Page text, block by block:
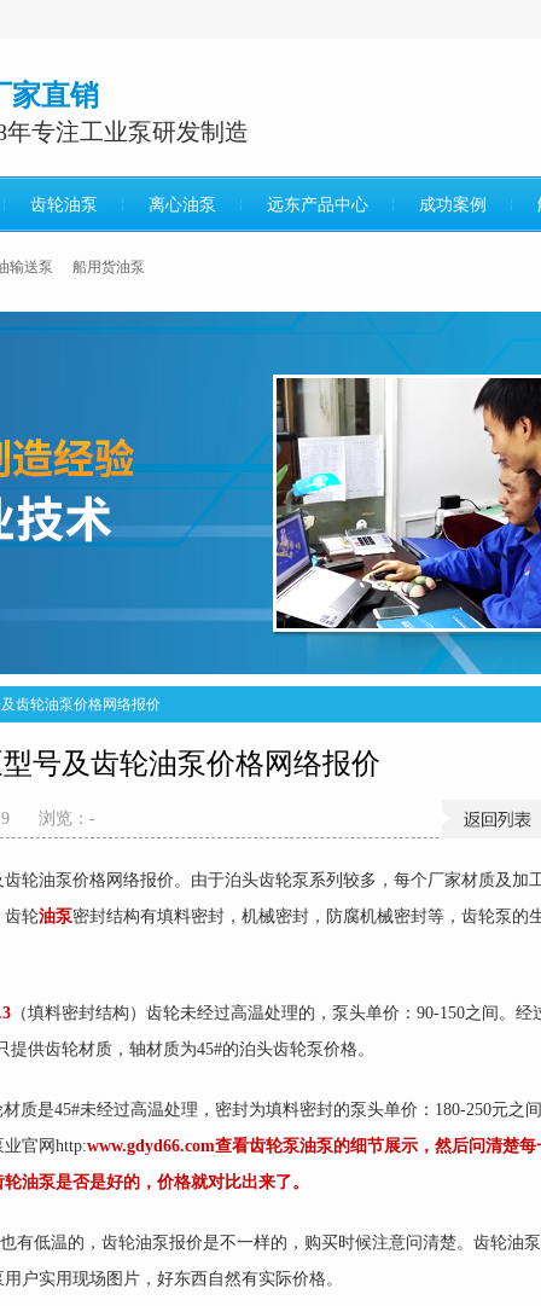
家直销
年专注工业泵研发制造
齿轮油泵 离心油泵 远东产品中心 成功案例
输送泵 船用货油泵
齿轮油泵价格网络报价
号及齿轮油泵价格网络报价
浏览： -
轮油泵价格网络报价。由于泊头齿轮泵系列较多，每个厂家材质及加
齿轮油泵密封结构有填料密封，机械密封，防腐机械密封等，齿轮泵的
（填料密封结构）齿轮未经过高温处理的，泵头单价：90-150之间。经
供齿轮材质，轴材质为45#的泊头齿轮泵价格。
质是45#未经过高温处理，密封为填料密封的泵头单价：180-250元之
业官网http:www.gdyd66.com查看齿轮泵油泵的细节展示，然后问清楚每
油泵是否是好的，价格就对比出来了。
有低温的，齿轮油泵报价是不一样的，购买时候注意问清楚。齿轮油
户实用现场图片，好东西自然有实际价格。